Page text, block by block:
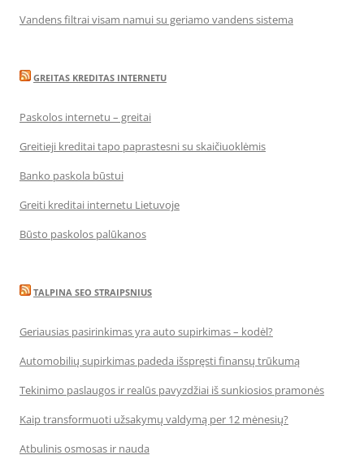
Vandens filtrai visam namui su geriamo vandens sistema
GREITAS KREDITAS INTERNETU
Paskolos internetu – greitai
Greitieji kreditai tapo paprastesni su skaičiuoklėmis
Banko paskola būstui
Greiti kreditai internetu Lietuvoje
Būsto paskolos palūkanos
TALPINA SEO STRAIPSNIUS
Geriausias pasirinkimas yra auto supirkimas – kodėl?
Automobilių supirkimas padeda išspręsti finansų trūkumą
Tekinimo paslaugos ir realūs pavyzdžiai iš sunkiosios pramonės
Kaip transformuoti užsakymų valdymą per 12 mėnesių?
Atbulinis osmosas ir nauda